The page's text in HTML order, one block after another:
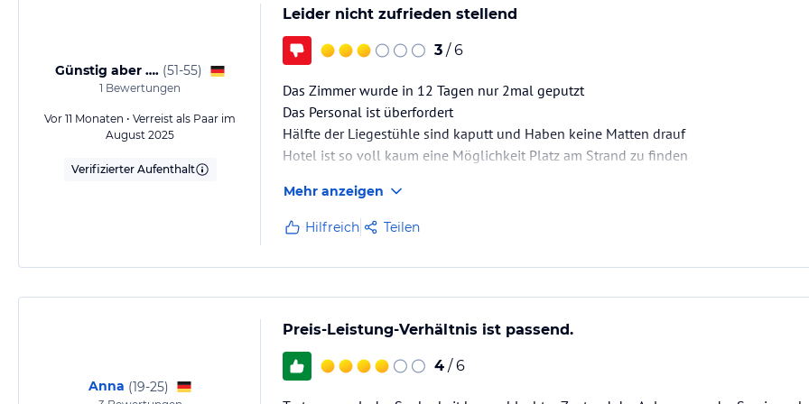
Günstig aber …. (51-55)
1 Bewertungen
Vor 11 Monaten • Verreist als Paar im
August 2025
Verifizierter Aufenthalt
Leider nicht zufrieden stellend
3 / 6
Das Zimmer wurde in 12 Tagen nur 2mal geputzt
Das Personal ist überfordert
Hälfte der Liegestühle sind kaputt und Haben keine Matten drauf
Hotel ist so voll kaum eine Möglichkeit Platz am Strand zu finden
Viel Auswahl aber keine Qualität
Das einzige was schön war ist das Meer und das Personal gibt sich echt Mühe den
Mehr anzeigen
Hilfreich Teilen
Anna (19-25)
Preis-Leistung-Verhältnis ist passend.
4 / 6